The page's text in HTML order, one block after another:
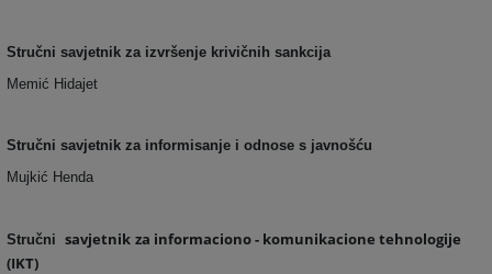
Stručni savjetnik za izvršenje krivičnih sankcija
Memić Hidajet
Stručni savjetnik za informisanje i odnose s javnošću
Mujkić Henda
Stručni savjetnik za informaciono - komunikacione tehnologije
(IKT)